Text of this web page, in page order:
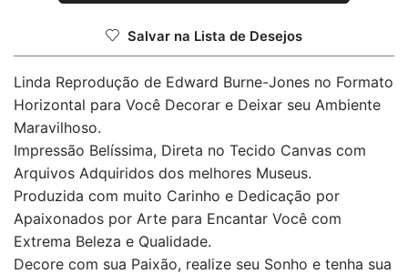
Salvar na Lista de Desejos
Linda Reprodução de Edward Burne-Jones no Formato
Horizontal para Você Decorar e Deixar seu Ambiente
Maravilhoso.
Impressão Belíssima, Direta no Tecido Canvas com
Arquivos Adquiridos dos melhores Museus.
Produzida com muito Carinho e Dedicação por
Apaixonados por Arte para Encantar Você com
Extrema Beleza e Qualidade.
Decore com sua Paixão, realize seu Sonho e tenha sua